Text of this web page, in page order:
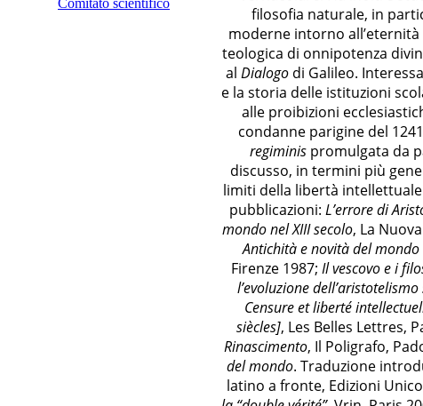
XXVI CONVEGNO
Comitato scientifico
filosofia naturale, in
moderne intorno
teologica di onnipotenza
al Dialogodi Galileo.
e la storia delle istituzioni
alle proibizioni
condanne parigine del
regiminispromulgata da
discusso, in termini più
limiti della libertà intellettuale
pubblicazioni: L’errore di
mondo nel XIII secolo, La
Antichità e novità del
Firenze 1987; Il vescovo e i
l’evoluzione
Censure et liberté
siècles], Les Belles Lettres,
Rinascimento, Il Poligrafo,
del mondo. Traduzione
latino a fronte, Edizioni